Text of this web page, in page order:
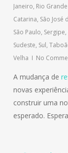
Janeiro, Rio
Catarina, São José
São Paulo, Sergipe,
Sudeste, Sul,
Velha
No
A mudança de
novas
construir uma
esperado.